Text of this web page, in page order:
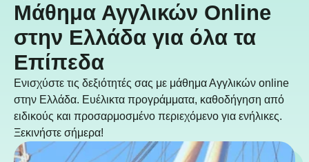
Μάθημα Αγγλικών Online
στην Ελλάδα για όλα τα
Επίπεδα
Ενισχύστε τις δεξιότητές σας με μάθημα Αγγλικών online
στην Ελλάδα. Ευέλικτα προγράμματα, καθοδήγηση από
ειδικούς και προσαρμοσμένο περιεχόμενο για ενήλικες.
Ξεκινήστε σήμερα!